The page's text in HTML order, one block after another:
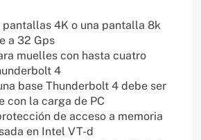
pantallas 4K o una pantalla 8k
a 32 Gps
muelles con hasta cuatro
4
base Thunderbolt 4 debe ser
con la carga de PC
de acceso a memoria
en Intel VT-d